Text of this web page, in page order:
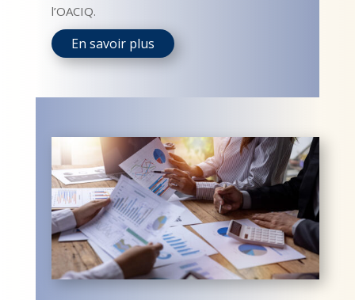
l’OACIQ.
En savoir plus